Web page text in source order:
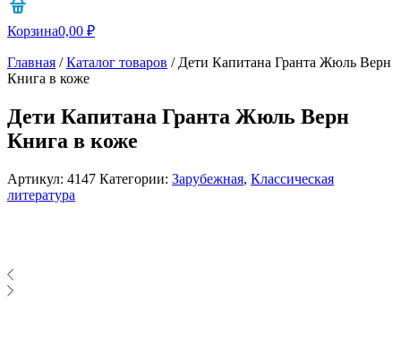
Корзина0,00 ₽
Главная /Каталог товаров / Дети Капитана Гранта Жюль Верн
Книга в коже
Дети Капитана Гранта Жюль Верн
Книга в коже
Артикул: 4147 Категории: Зарубежная, Классическая
литература